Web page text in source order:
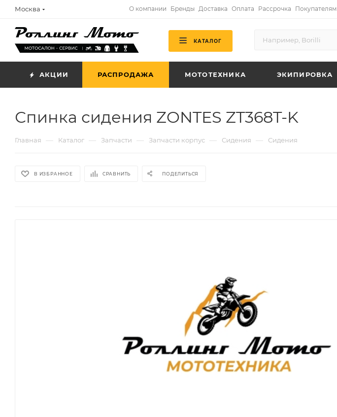
Москва О компании Бренды Доставка Оплата Рассрочка Покупателям
КАТАЛОГ
АКЦИИ РАСПРОДАЖА МОТОТЕХНИКА ЭКИПИРОВКА
Спинка сидения ZONTES ZT368T-K
Главная — Каталог — Запчасти — Запчасти корпус — Сидения — Сидения
В ИЗБРАННОЕ СРАВНИТЬ ПОДЕЛИТЬСЯ